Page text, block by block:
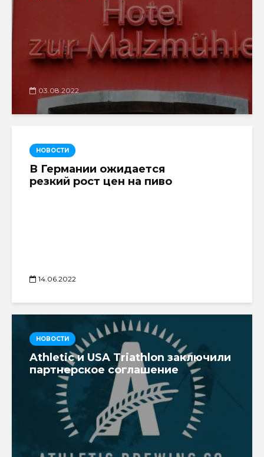
03.08.2022
НОВОСТИ
В Германии ожидается
резкий рост цен на пиво
14.06.2022
НОВОСТИ
Athletic и USA Triathlon заключили
партнерское соглашение